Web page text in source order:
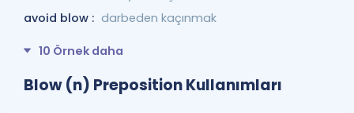
avoid blow : darbeden kaçınmak
10 Örnek daha
Blow (n) Preposition Kullanımları